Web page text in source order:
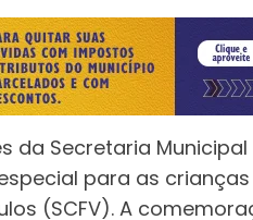
da Secretaria
para as
(SCFV). A